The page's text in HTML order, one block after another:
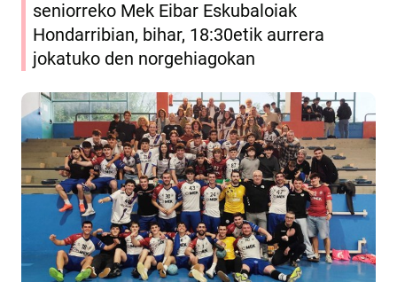
seniorreko Mek Eibar Eskubaloiak
Hondarribian, bihar, 18:30etik aurrera
jokatuko den norgehiagokan